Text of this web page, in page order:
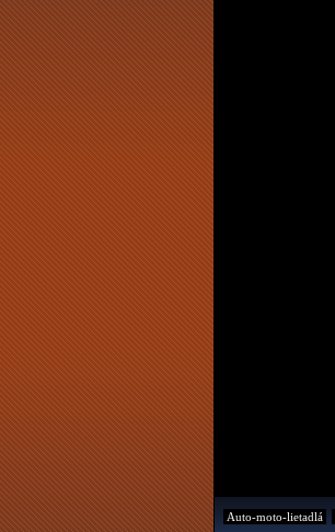
Auto-moto-lietadlá